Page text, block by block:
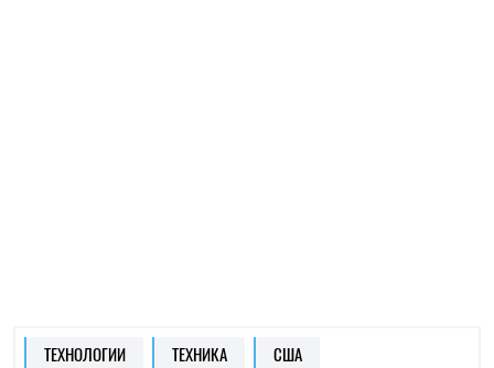
ТЕХНОЛОГИИ ТЕХНИКА США